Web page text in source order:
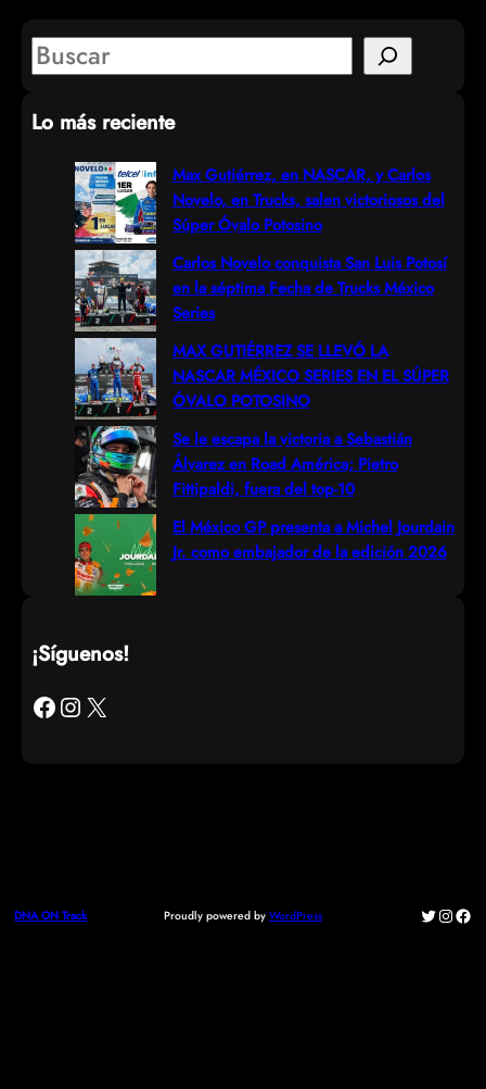
S
a
Lo más reciente
Max Gutiérrez, en NASCAR, y Carlos
Novelo, en Trucks, salen victoriosos del
Súper Óvalo Potosino
Carlos Novelo conquista San Luis Potosí
en la séptima Fecha de Trucks México
Series
MAX GUTIÉRREZ SE LLEVÓ LA
NASCAR MÉXICO SERIES EN EL SÚPER
ÓVALO POTOSINO
Se le escapa la victoria a Sebastián
Álvarez en Road América; Pietro
Fittipaldi, fuera del top-10
El México GP presenta a Michel Jourdain
Jr. como embajador de la edición 2026
¡Síguenos!
Facebook Instagram X
DNA ON Track Proudly powered by WordPress Twitter